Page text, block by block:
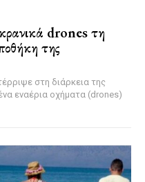
drones τη
της
στη διάρκεια της
εναέρια οχήματα (drones)